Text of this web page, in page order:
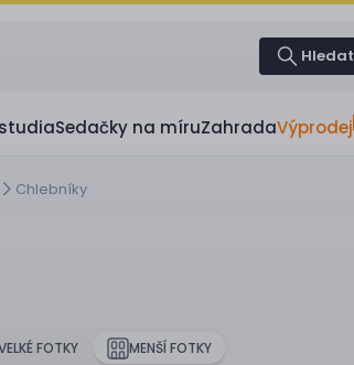
Hledat
Sedačky na míruZahradaVýprodej
Chlebníky
FOTKY MENŠÍ FOTKY